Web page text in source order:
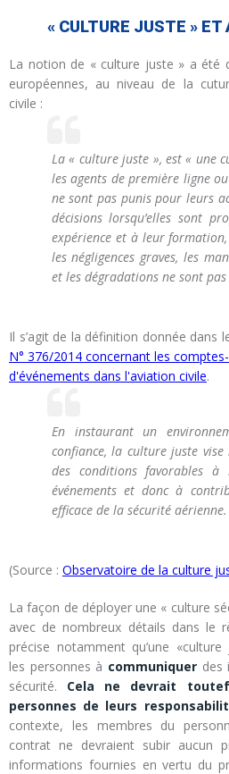
« CULTURE JUSTE » ET
La notion de « culture juste » a été
européennes, au niveau de la
civile :
La « culture juste », est « une
les agents de première ligne
ne sont pas punis pour leurs
décisions lorsqu’elles sont
expérience et à leur
les négligences graves, les
et les dégradations ne sont
Il s’agit de la définition donnée dans
N° 376/2014 concernant les
d'événements dans l'aviation civile.
En instaurant un
confiance, la culture juste
des conditions favorables
événements et donc à
efficace de la sécurité aérienne.
(Source : Observatoire de la culture
La façon de déployer une « culture
avec de nombreux détails dans le
précise notamment qu’une
les personnes à communiquerdes
sécurité. Cela ne devrait
personnes de leurs
contexte, les membres du
contrat ne devraient subir aucun
informations fournies en vertu du